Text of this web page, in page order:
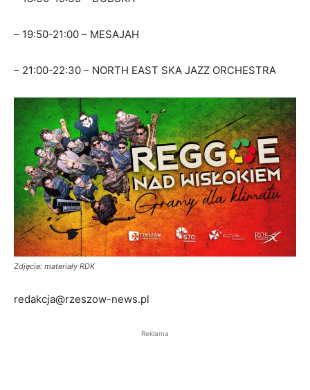
– 19:50-21:00 – MESAJAH
– 21:00-22:30 – NORTH EAST SKA JAZZ ORCHESTRA
Zdjęcie: materiały RDK
redakcja@rzeszow-news.pl
Reklama